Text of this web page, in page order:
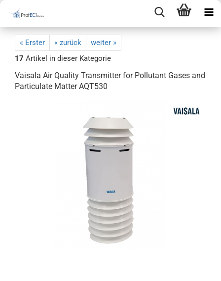
« Erster « zurück
weiter »
17 Artikel in dieser Kategorie
Vaisala Air Quality Transmitter for Pollutant Gases and
Particulate Matter AQT530